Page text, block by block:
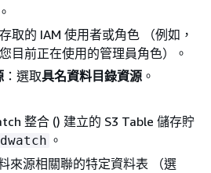
取的 IAM 使用者或角色 （例如，
目前正在使用的管理員角色）。
：選取具名資料目錄資源 。
整合 () 建立的 S3 Table 儲存貯
。
來源相關聯的特定資料表 （選